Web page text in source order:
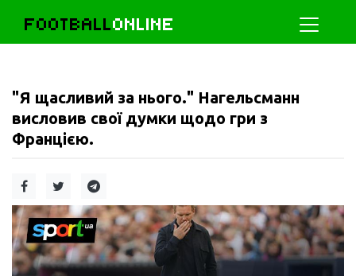
FOOTBALLONLINE
"Я щасливий за нього." Нагельсманн
висловив свої думки щодо гри з
Францією.